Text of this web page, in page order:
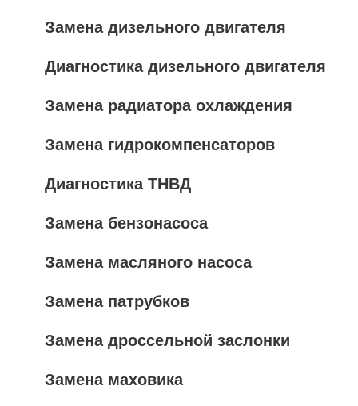
Замена дизельного двигателя
Диагностика дизельного двигателя
Замена радиатора охлаждения
Замена гидрокомпенсаторов
Диагностика ТНВД
Замена бензонасоса
Замена масляного насоса
Замена патрубков
Замена дроссельной заслонки
Замена маховика